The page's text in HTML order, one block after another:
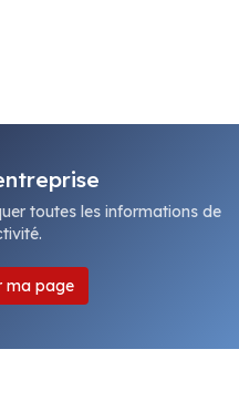
toutes les informations de
ma page